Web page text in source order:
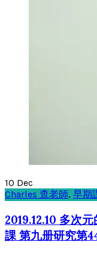
10 Dec
Charles 查老師, 早期
2019.12.10 多次
課 第九册研究第